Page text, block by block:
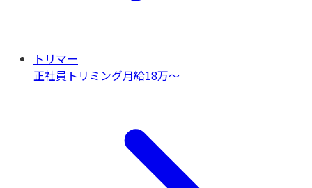
トリマー
正社員 トリミング月給18万〜